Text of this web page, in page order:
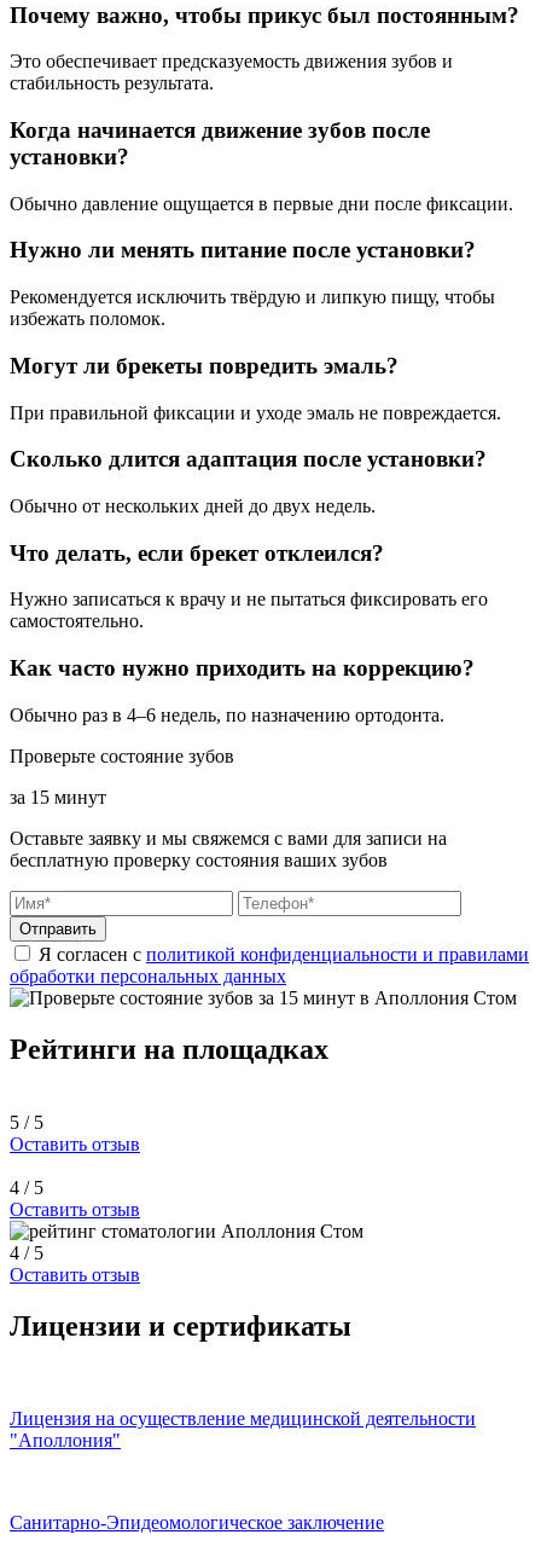
Почему важно, чтобы прикус был постоянным?
Это обеспечивает предсказуемость движения зубов и
стабильность результата.
Когда начинается движение зубов после
установки?
Обычно давление ощущается в первые дни после фиксации.
Нужно ли менять питание после установки?
Рекомендуется исключить твёрдую и липкую пищу, чтобы
избежать поломок.
Могут ли брекеты повредить эмаль?
При правильной фиксации и уходе эмаль не повреждается.
Сколько длится адаптация после установки?
Обычно от нескольких дней до двух недель.
Что делать, если брекет отклеился?
Нужно записаться к врачу и не пытаться фиксировать его
самостоятельно.
Как часто нужно приходить на коррекцию?
Обычно раз в 4–6 недель, по назначению ортодонта.
Проверьте состояние зубов
за 15 минут
Оставьте заявку и мы свяжемся с вами для записи на
бесплатную проверку состояния ваших зубов
Отправить
Я согласен с политикой конфиденциальности и правилами
обработки персональных данных
Рейтинги на площадках
5 / 5
Оставить отзыв
4 / 5
Оставить отзыв
4 / 5
Оставить отзыв
Лицензии и сертификаты
Лицензия на осуществление медицинской деятельности
"Аполлония"
Санитарно-Эпидеомологическое заключение